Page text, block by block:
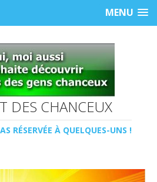
MENU
DES CHANCEUX
RÉSERVÉE À QUELQUES-UNS !